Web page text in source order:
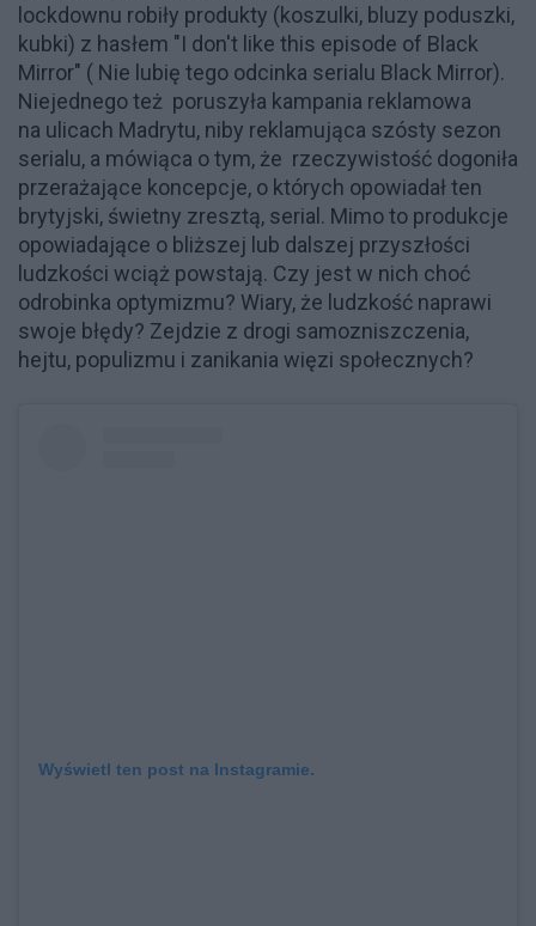
lockdownu robiły produkty (koszulki, bluzy poduszki,
kubki) z hasłem "I don't like this episode of Black
Mirror" ( Nie lubię tego odcinka serialu Black Mirror).
Niejednego też poruszyła kampania reklamowa
na ulicach Madrytu, niby reklamująca szósty sezon
serialu, a mówiąca o tym, że rzeczywistość dogoniła
przerażające koncepcje, o których opowiadał ten
brytyjski, świetny zresztą, serial. Mimo to produkcje
opowiadające o bliższej lub dalszej przyszłości
ludzkości wciąż powstają. Czy jest w nich choć
odrobinka optymizmu? Wiary, że ludzkość naprawi
swoje błędy? Zejdzie z drogi samozniszczenia,
hejtu, populizmu i zanikania więzi społecznych?
Wyświetl ten post na Instagramie.